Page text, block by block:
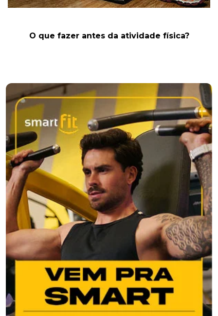
O que fazer antes da atividade física?